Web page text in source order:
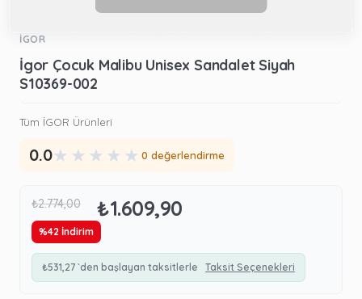
İGOR
İgor Çocuk Malibu Unisex Sandalet Siyah
S10369-002
Tüm İGOR Ürünleri
0.0★ ★ ★ ★ ★ 0 değerlendirme
₺2.774,00 ₺1.609,90
%42 İndirim
₺531,27 `den başlayan taksitlerle Taksit Seçenekleri